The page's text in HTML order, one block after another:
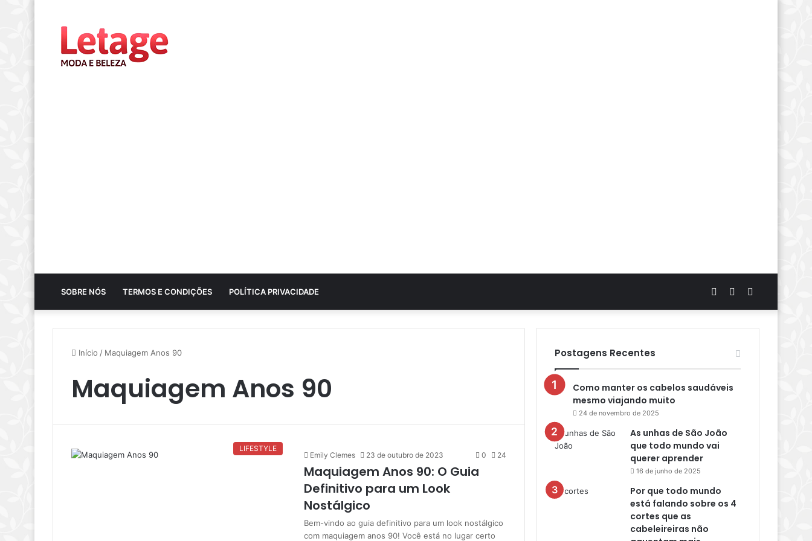
SOBRE NÓS TERMOS E CONDIÇÕES POLÍTICA PRIVACIDADE
por
Switch
skin
Artigo
aleatório
Início / Maquiagem Anos 90
Maquiagem Anos 90
LIFESTYLE
Emily Clemes 23 de outubro de 2023 0 24
Maquiagem Anos 90: O Guia
Definitivo para um Look
Nostálgico
Bem-vindo ao guia definitivo para um look nostálgico
com maquiagem anos 90! Você está no lugar certo
Postagens Recentes
Como manter os cabelos saudáveis
mesmo viajando muito
24 de novembro de 2025
As unhas de São João
que todo mundo vai
querer aprender
16 de junho de 2025
Por que todo mundo
está falando sobre os 4
cortes que as
cabeleireiras não